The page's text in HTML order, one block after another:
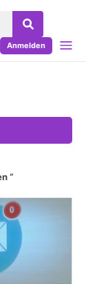
Anmelden